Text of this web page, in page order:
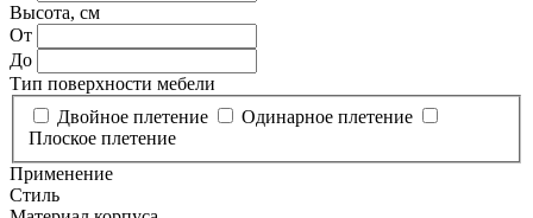
Высота, см
От
До
Тип поверхности мебели
Двойное плетение
Одинарное плетение
Плоское плетение
Применение
Стиль